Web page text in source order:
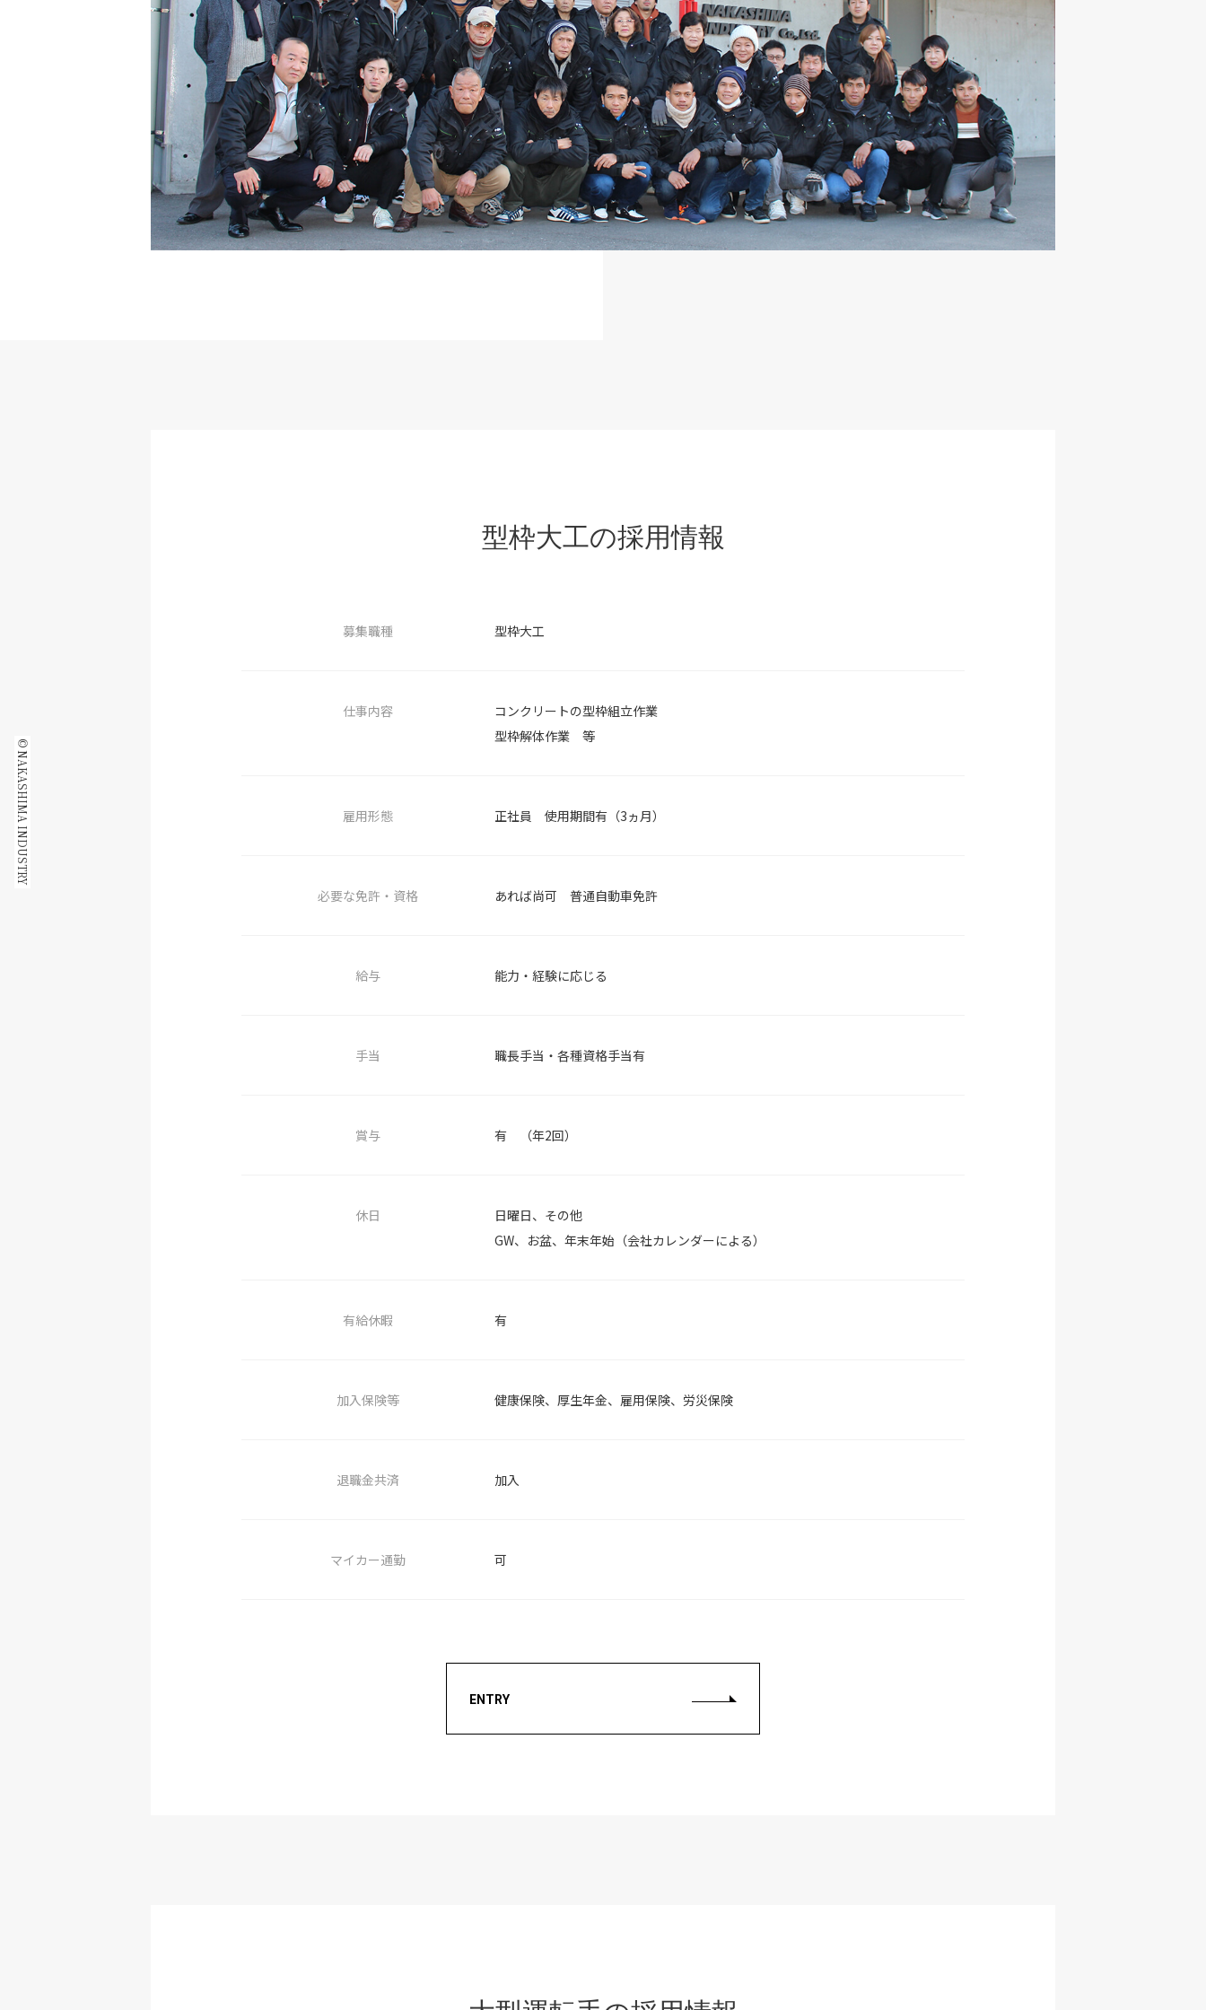
型枠大工の採用情報
募集職種 型枠大工
仕事内容
コンクリートの型枠組立作業
型枠解体作業 等
雇用形態 正社員 使用期間有（3ヵ月）
必要な免許・資格 あれば尚可 普通自動車免許
給与 能力・経験に応じる
手当 職長手当・各種資格手当有
賞与 有 （年2回）
休日
日曜日、その他
GW、お盆、年末年始（会社カレンダーによる）
有給休暇 有
加入保険等 健康保険、厚生年金、雇用保険、労災保険
退職金共済 加入
マイカー通勤 可
ENTRY
© NAKASHIMA INDUSTRY